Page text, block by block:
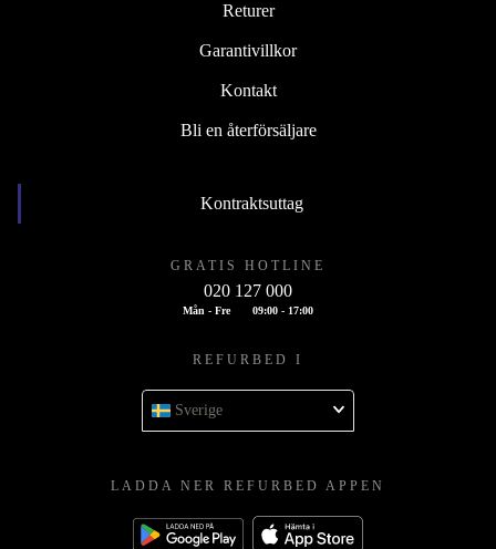
Returer
Garantivillkor
Kontakt
Bli en återförsäljare
Kontraktsuttag
GRATIS HOTLINE
020 127 000
Mån - Fre 09:00 - 17:00
REFURBED I
Sverige
LADDA NER REFURBED APPEN